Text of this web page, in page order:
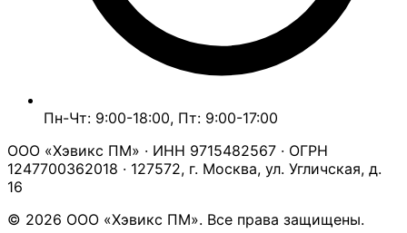
Пн-Чт: 9:00-18:00, Пт: 9:00-17:00
ООО «Хэвикс ПМ» · ИНН 9715482567 · ОГРН
1247700362018 · 127572, г. Москва, ул. Угличская, д.
16
© 2026 ООО «Хэвикс ПМ». Все права защищены.